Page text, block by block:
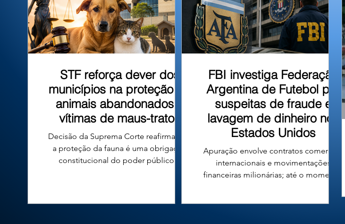
que tombou em um barranco às
STF reforça dever dos
municípios na proteção de
animais abandonados e
vítimas de maus-tratos
Decisão da Suprema Corte reafirma que
a proteção da fauna é uma obrigação
constitucional do poder público e
FBI investiga Federação
Argentina de Futebol por
suspeitas de fraude e
lavagem de dinheiro nos
Estados Unidos
Apuração envolve contratos comerciais
internacionais e movimentações
financeiras milionárias; até o momento,
condenações contra a entidade ou seus